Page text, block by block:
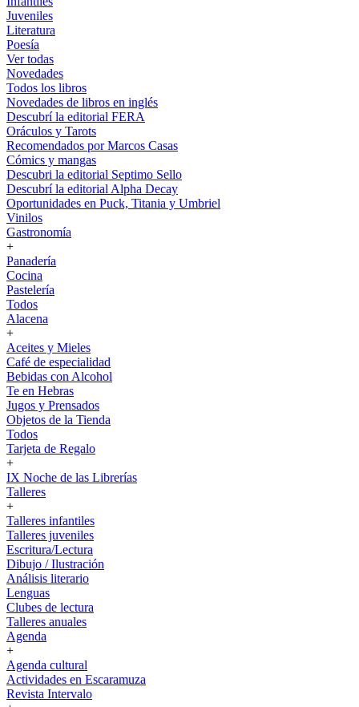
Juveniles
Literatura
Poesía
Ver todas
Novedades
Todos los libros
Novedades de libros en inglés
Descubrí la editorial FERA
Oráculos y Tarots
Recomendados por Marcos Casas
Cómics y mangas
Descubri la editorial Septimo Sello
Descubrí la editorial Alpha Decay
Oportunidades en Puck, Titania y Umbriel
Vinilos
Gastronomía
+
Panadería
Cocina
Pastelería
Todos
Alacena
+
Aceites y Mieles
Café de especialidad
Bebidas con Alcohol
Te en Hebras
Jugos y Prensados
Objetos de la Tienda
Todos
Tarjeta de Regalo
+
IX Noche de las Librerías
Talleres
+
Talleres infantiles
Talleres juveniles
Escritura/Lectura
Dibujo / Ilustración
Análisis literario
Lenguas
Clubes de lectura
Talleres anuales
Agenda
+
Agenda cultural
Actividades en Escaramuza
Revista Intervalo